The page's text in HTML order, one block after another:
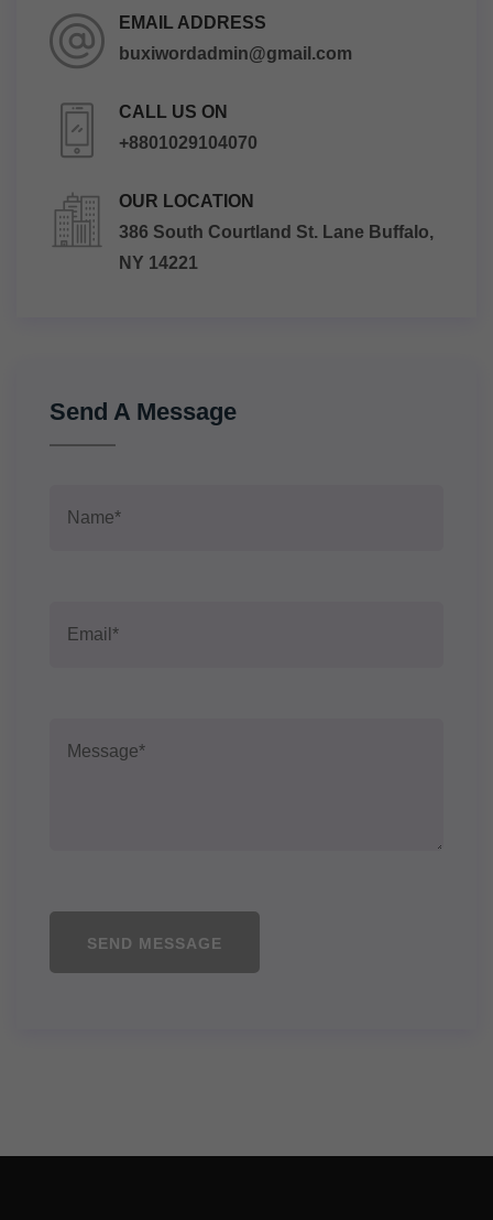
EMAIL ADDRESS
buxiwordadmin@gmail.com
CALL US ON
+8801029104070
OUR LOCATION
386 South Courtland St. Lane Buffalo,
NY 14221
Send A Message